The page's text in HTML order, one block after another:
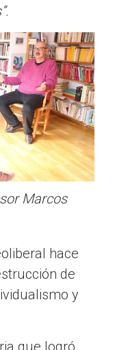
Marcos
hace
de
y